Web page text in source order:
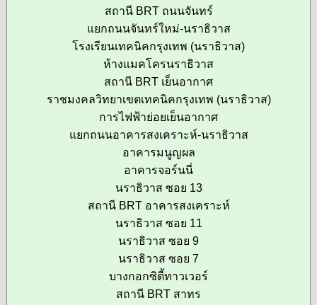
สถานี BRT ถนนจันทร์
แยกถนนจันทร์ใหม่-นราธิวาส
โรงเรียนเทคนิคกรุงเทพ (นราธิวาส)
ห้างแมคโครนราธิวาส
สถานี BRT เย็นอากาศ
ราชมงคลวิทยาเขตเทคนิคกรุงเทพ (นราธิวาส)
การไฟฟ้าย่อยเย็นอากาศ
แยกถนนอาคารสงเคราะห์-นราธิวาส
อาคารมนูญผล
อาคารจอร์นนี่
นราธิวาส ซอย 13
สถานี BRT อาคารสงเคราะห์
นราธิวาส ซอย 11
นราธิวาส ซอย 9
นราธิวาส ซอย 7
บางกอกซิตี้ทาวเวอร์
สถานี BRT สาทร